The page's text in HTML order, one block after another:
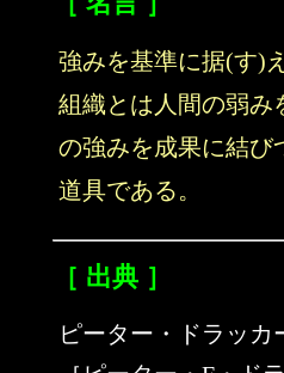
強みを基準に据(す)
組織とは人間の弱み
の強みを成果に結び
道具である。
［ 出典 ］
ピーター・ドラッカ